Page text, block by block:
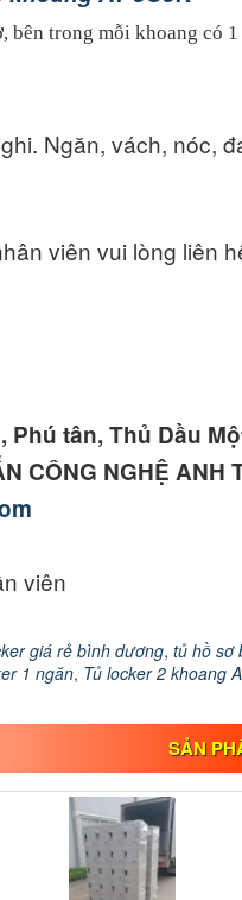
bên trong mỗi khoang có
Ngăn, vách, nóc,
viên vui lòng liên
tân, Thủ Dầu
CÔNG NGHỆ ANH
viên
giá rẻ bình dương,tủ hồ sơ
1 ngăn, Tủ locker 2 khoang
SẢN